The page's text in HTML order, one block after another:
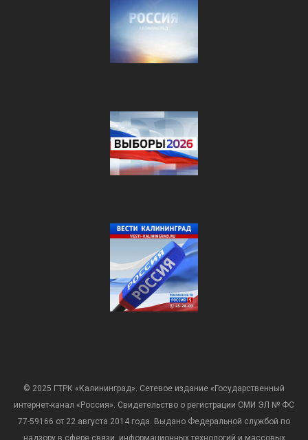
© 2025 ГТРК «Калининград». Сетевое издание «Государственный
интернет-канал «Россия». Свидетельство о регистрации СМИ ЭЛ № ФС
77-59166 от 22 августа 2014 года. Выдано Федеральной службой по
надзору в сфере связи, информационных технологий и массовых